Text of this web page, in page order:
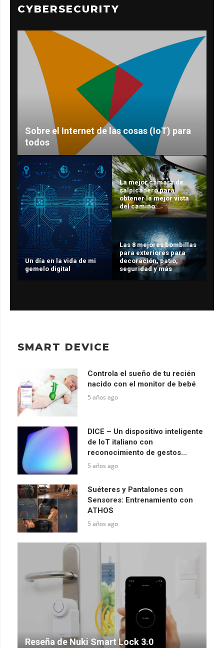
CYBERSECURITY
Sobre el Internet de las cosas (IoT) para
todos
Un día en la vida de mi
gemelo digital
La mejor cámara de
salpicadero para
obtener la mejor vista
del camino...
Las 8 mejores bombillas
para exteriores para
decoración, patio,
seguridad y más
SMART DEVICE
Controla el sueño de tu recién
nacido con el monitor de bebé
5 años ago
DICE – Un dispositivo inteligente
de IoT italiano con
reconocimiento de gestos...
5 años ago
Suéteres y Pantalones con
Sensores: Entrenamiento con
ATHOS
5 años ago
Reseña de Nuki Smart Lock 3.0